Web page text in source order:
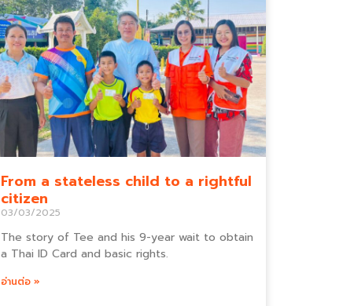
From a stateless child to a rightful
citizen
03/03/2025
The story of Tee and his 9-year wait to obtain
a Thai ID Card and basic rights.
อ่านต่อ »